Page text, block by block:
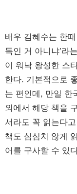
배우 김혜수는 한
독인 거 아니냐’라
이 워낙 왕성한 스
한다. 기본적으로
는 편인데, 만일 한
외에서 해당 책을
서라도 꼭 읽는다
책도 심심치 않게
어를 구사할 수 있